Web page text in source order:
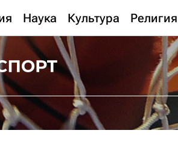
Наука Культура Религия